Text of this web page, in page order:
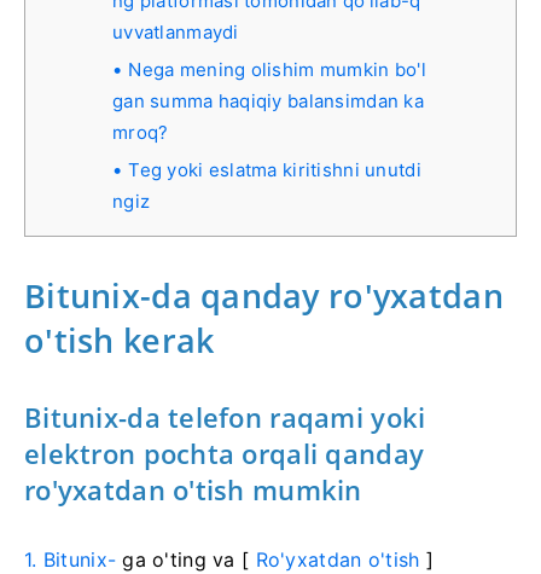
uvvatlanmaydi
Nega mening olishim mumkin bo'l
gan summa haqiqiy balansimdan ka
mroq?
Teg yoki eslatma kiritishni unutdi
ngiz
Bitunix-da qanday ro'yxatdan
o'tish kerak
Bitunix-da telefon raqami yoki
elektron pochta orqali qanday
ro'yxatdan o'tish mumkin
1. Bitunix- ga o'tingva [ Ro'yxatdan o'tish ]